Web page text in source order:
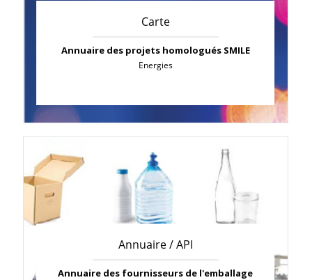
Carte
Annuaire des projets homologués SMILE
Energies
Annuaire / API
Annuaire des fournisseurs de l'emballage